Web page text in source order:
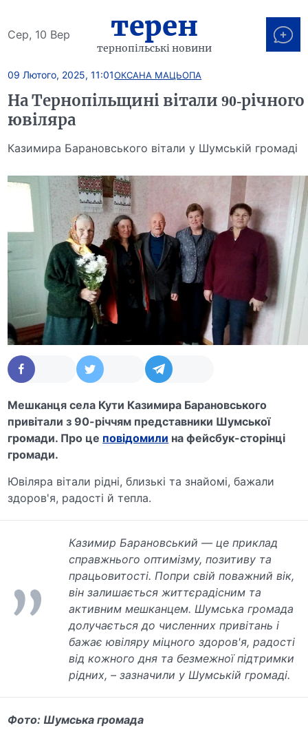
Сер, 10 Вер терен
тернопільські новини
09 Лютого, 2025, 11:01ОКСАНА МАЦЬОПА
На Тернопільщині вітали 90-річного
ювіляра
Казимира Барановського вітали у Шумській громаді
Мешканця села Кути Казимира Барановського
привітали з 90-річчям представники Шумської
громади. Про це повідомили на фейсбук-сторінці
громади.
Ювіляра вітали рідні, близькі та знайомі, бажали
здоров'я, радості й тепла.
Казимир Барановський — це приклад
справжнього оптимізму, позитиву та
працьовитості. Попри свій поважний вік,
він залишається життєрадісним та
активним мешканцем. Шумська громада
долучається до численних привітань і
бажає ювіляру міцного здоров'я, радості
від кожного дня та безмежної підтримки
рідних, – зазначили у Шумській громаді.
Фото: Шумська громада